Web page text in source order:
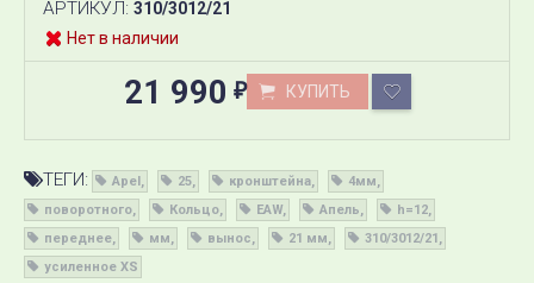
АРТИКУЛ: 310/3012/21
Нет в наличии
21 990 ₽ КУПИТЬ
ТЕГИ: Apel 25 кронштейна
4мм
поворотного
Кольцо EAW Апель
h=12
переднее
мм вынос 21 мм
310/3012/21
усиленное XS